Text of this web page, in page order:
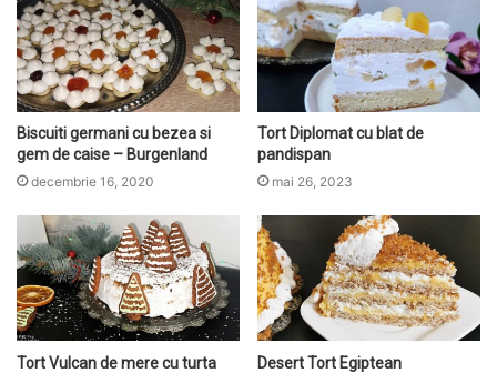
e
Biscuiti germani cu bezea si
gem de caise – Burgenland
decembrie 16, 2020
Tort Diplomat cu blat de
pandispan
mai 26, 2023
Tort Vulcan de mere cu turta
Desert Tort Egiptean